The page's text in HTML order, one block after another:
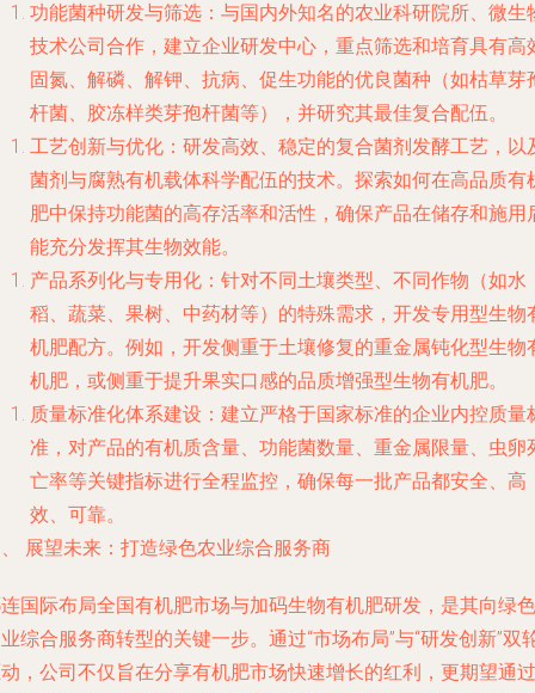
功能菌种研发与筛选 ：与国内外知名的农业科研院所、微生
技术公司合作，建立企业研发中心，重点筛选和培育具有高
固氮、解磷、解钾、抗病、促生功能的优良菌种（如枯草芽
杆菌、胶冻样类芽孢杆菌等），并研究其最佳复合配伍。
工艺创新与优化 ：研发高效、稳定的复合菌剂发酵工艺，以
菌剂与腐熟有机载体科学配伍的技术。探索如何在高品质有
肥中保持功能菌的高存活率和活性，确保产品在储存和施用
能充分发挥其生物效能。
产品系列化与专用化 ：针对不同土壤类型、不同作物（如水
稻、蔬菜、果树、中药材等）的特殊需求，开发专用型生物
机肥配方。例如，开发侧重于土壤修复的重金属钝化型生物
机肥，或侧重于提升果实口感的品质增强型生物有机肥。
质量标准化体系建设 ：建立严格于国家标准的企业内控质量
准，对产品的有机质含量、功能菌数量、重金属限量、虫卵
亡率等关键指标进行全程监控，确保每一批产品都安全、高
效、可靠。
展望未来：打造绿色农业综合服务商
国际布局全国有机肥市场与加码生物有机肥研发，是其向绿色
综合服务商转型的关键一步。通过“市场布局”与“研发创新”双
，公司不仅旨在分享有机肥市场快速增长的红利，更期望通过